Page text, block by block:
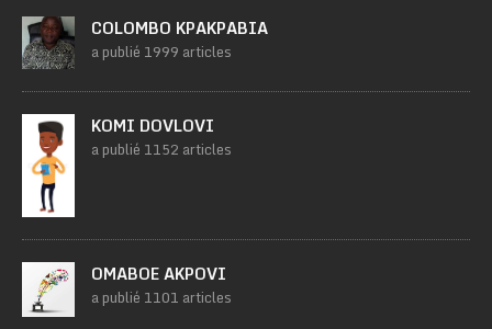
COLOMBO KPAKPABIA
a publié 1999 articles
KOMI DOVLOVI
a publié 1152 articles
OMABOE AKPOVI
a publié 1101 articles